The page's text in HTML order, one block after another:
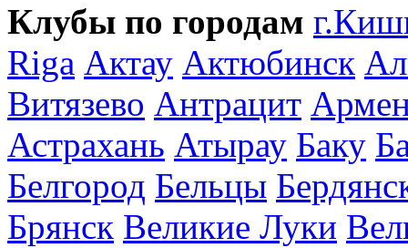
Клубы по городам
Riga Актау Актюбинск
Витязево Антрацит
Астрахань Атырау Баку
Белгород Бельцы
Брянск Великие Луки